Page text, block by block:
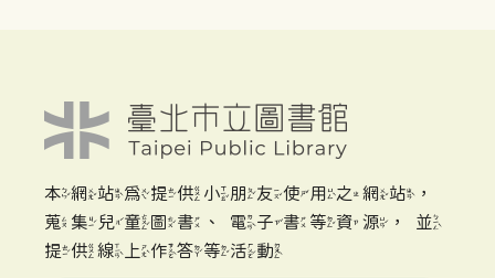
本網站為提供小朋友使用之網站，
蒐集兒童圖書、電子書等資源，並
提供線上作答等活動